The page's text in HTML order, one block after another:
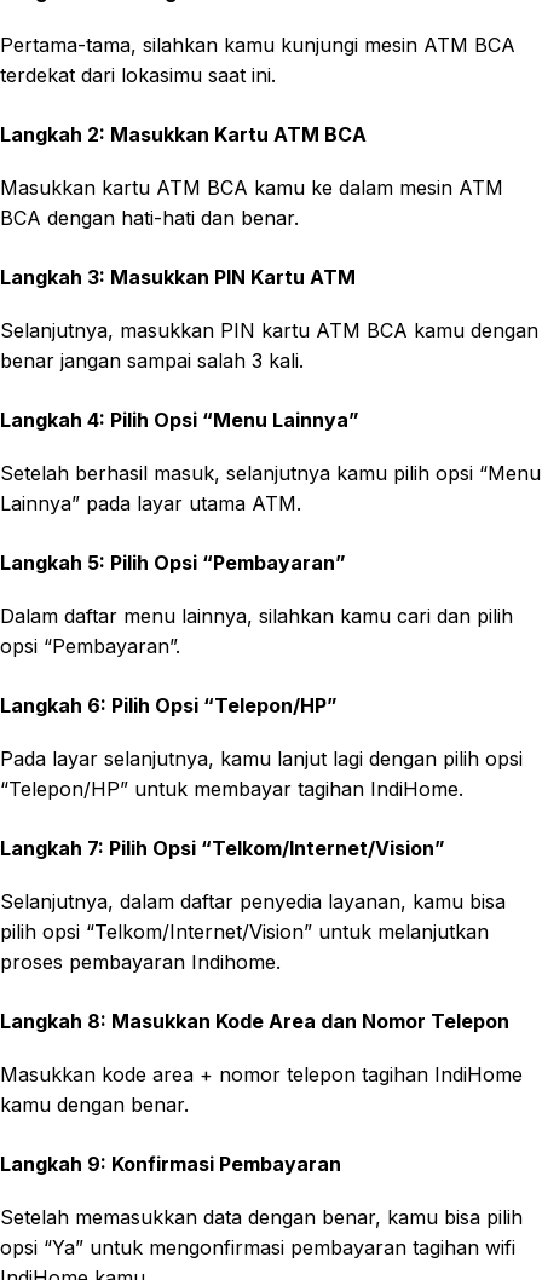
Pertama-tama, silahkan kamu kunjungi mesin ATM BCA
terdekat dari lokasimu saat ini.
Langkah 2: Masukkan Kartu ATM BCA
Masukkan kartu ATM BCA kamu ke dalam mesin ATM
BCA dengan hati-hati dan benar.
Langkah 3: Masukkan PIN Kartu ATM
Selanjutnya, masukkan PIN kartu ATM BCA kamu dengan
benar jangan sampai salah 3 kali.
Langkah 4: Pilih Opsi “Menu Lainnya”
Setelah berhasil masuk, selanjutnya kamu pilih opsi “Menu
Lainnya” pada layar utama ATM.
Langkah 5: Pilih Opsi “Pembayaran”
Dalam daftar menu lainnya, silahkan kamu cari dan pilih
opsi “Pembayaran”.
Langkah 6: Pilih Opsi “Telepon/HP”
Pada layar selanjutnya, kamu lanjut lagi dengan pilih opsi
“Telepon/HP” untuk membayar tagihan IndiHome.
Langkah 7: Pilih Opsi “Telkom/Internet/Vision”
Selanjutnya, dalam daftar penyedia layanan, kamu bisa
pilih opsi “Telkom/Internet/Vision” untuk melanjutkan
proses pembayaran Indihome.
Langkah 8: Masukkan Kode Area dan Nomor Telepon
Masukkan kode area + nomor telepon tagihan IndiHome
kamu dengan benar.
Langkah 9: Konfirmasi Pembayaran
Setelah memasukkan data dengan benar, kamu bisa pilih
opsi “Ya” untuk mengonfirmasi pembayaran tagihan wifi